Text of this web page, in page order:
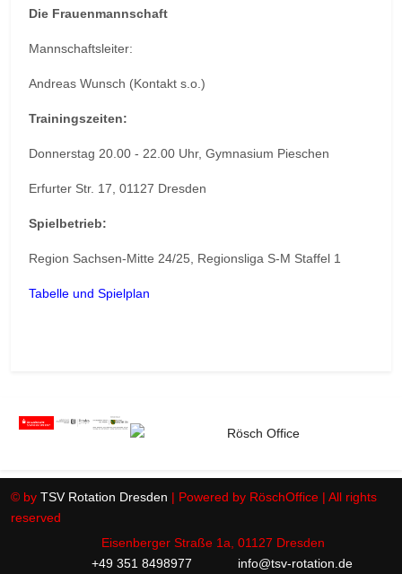
Die Frauenmannschaft
Mannschaftsleiter:
Andreas Wunsch (Kontakt s.o.)
Trainingszeiten:
Donnerstag 20.00 - 22.00 Uhr, Gymnasium Pieschen
Erfurter Str. 17, 01127 Dresden
Spielbetrieb:
Region Sachsen-Mitte 24/25, Regionsliga S-M Staffel 1
Tabelle und Spielplan
© by TSV Rotation Dresden | Powered by RöschOffice | All rights
reserved
Eisenberger Straße 1a, 01127 Dresden
+49 351 8498977
info@tsv-rotation.de